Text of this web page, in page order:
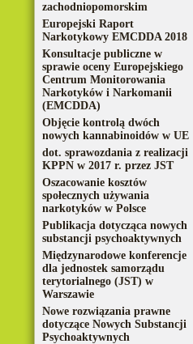
zachodniopomorskim
Europejski Raport
Narkotykowy EMCDDA 2018
Konsultacje publiczne w
sprawie oceny Europejskiego
Centrum Monitorowania
Narkotyków i Narkomanii
(EMCDDA)
Objęcie kontrolą dwóch
nowych kannabinoidów w UE
dot. sprawozdania z realizacji
KPPN w 2017 r. przez JST
Oszacowanie kosztów
społecznych używania
narkotyków w Polsce
Publikacja dotycząca nowych
substancji psychoaktywnych
Międzynarodowe konferencje
dla jednostek samorządu
terytorialnego (JST) w
Warszawie
Nowe rozwiązania prawne
dotyczące Nowych Substancji
Psychoaktywnych